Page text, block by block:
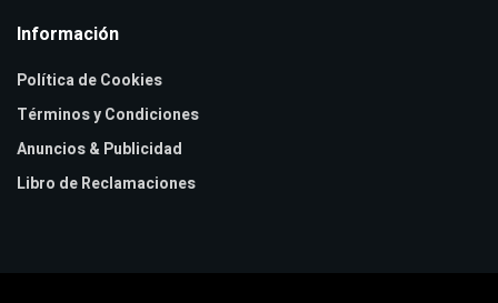
Información
Política de Cookies
Términos y Condiciones
Anuncios & Publicidad
Libro de Reclamaciones